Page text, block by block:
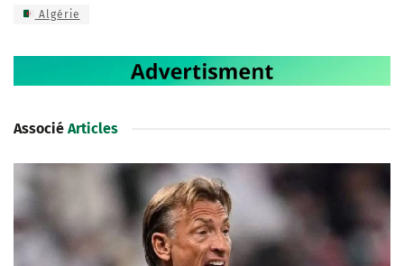
Algérie
Associé Articles